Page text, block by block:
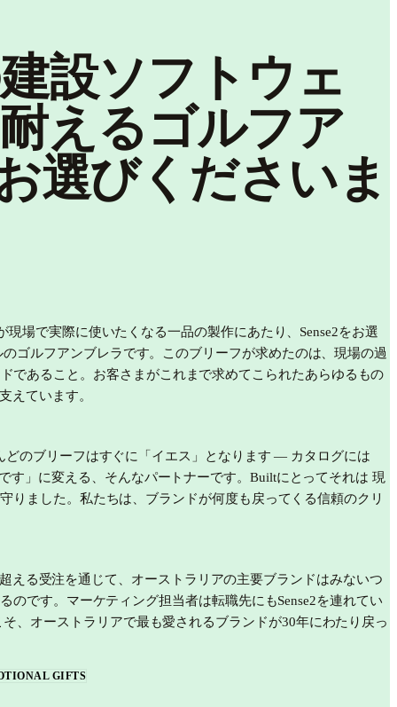
設ソフトウェ
えるゴルフア
選びくださいま
場で実際に使いたくなる一品の製作にあたり、Sense2をお選
ゴルフアンブレラです。このブリーフが求めたのは、現場の過
あること。お客さまがこれまで求めてこられたあらゆるもの
えています。
どのブリーフはすぐに「イエス」となります — カタログには
す」に変える、そんなパートナーです。Builtにとってそれは 現
りました。私たちは、ブランドが何度も戻ってくる信頼のクリ
える受注を通じて、オーストラリアの主要ブランドはみないつ
です。マーケティング担当者は転職先にもSense2を連れてい
、オーストラリアで最も愛されるブランドが30年にわたり戻っ
GIFTS